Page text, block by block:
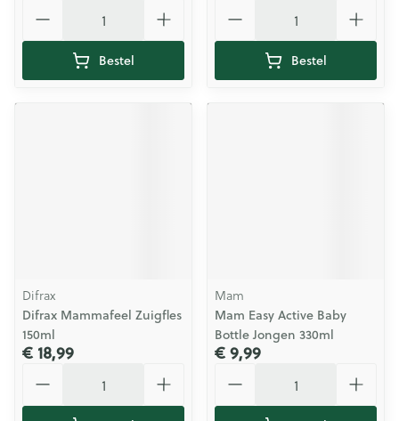
Bestel Bestel
Difrax
Difrax Mammafeel Zuigfles
150ml
€ 18,99
Mam
Mam Easy Active Baby
Bottle Jongen 330ml
€ 9,99